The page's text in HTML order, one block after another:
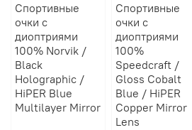
Спортивные
очки с
диоптриями
100% Norvik /
Black
Holographic /
HiPER Blue
Multilayer Mirror
Спортивные
очки с
диоптриями
100%
Speedcraft /
Gloss Cobalt
Blue / HiPER
Copper Mirror
Lens